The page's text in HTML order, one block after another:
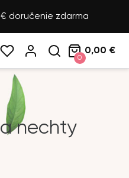
doručenie zdarma
0
0,00 €
nechty